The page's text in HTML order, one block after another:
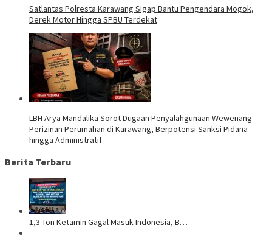
Satlantas Polresta Karawang Sigap Bantu Pengendara Mogok,
Derek Motor Hingga SPBU Terdekat
LBH Arya Mandalika Sorot Dugaan Penyalahgunaan Wewenang
Perizinan Perumahan di Karawang, Berpotensi Sanksi Pidana
hingga Administratif
Berita Terbaru
1,3 Ton Ketamin Gagal Masuk Indonesia, B…